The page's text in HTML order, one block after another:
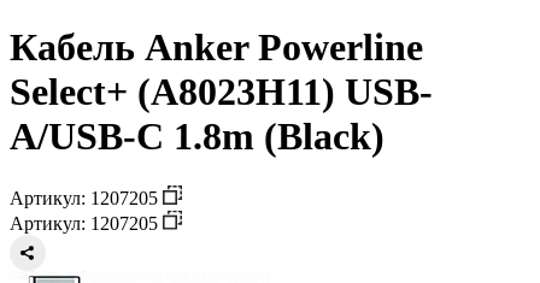
Кабель Anker Powerline
Select+ (A8023H11) USB-
A/USB-C 1.8m (Black)
Артикул: 1207205
Артикул: 1207205